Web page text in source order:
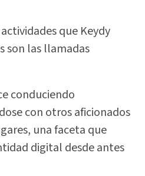
que Keydy
son las llamadas
conduciendo
con otros aficionados
una faceta que
digital desde antes